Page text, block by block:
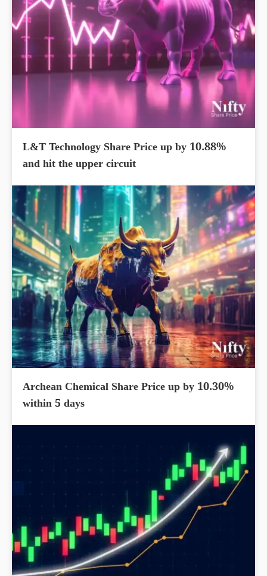
L&T Technology Share Price up by 10.88%
and hit the upper circuit
Archean Chemical Share Price up by 10.30%
within 5 days